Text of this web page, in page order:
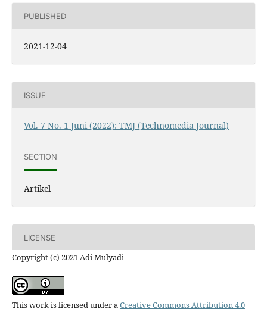
PUBLISHED
2021-12-04
ISSUE
Vol. 7 No. 1 Juni (2022): TMJ (Technomedia Journal)
SECTION
Artikel
LICENSE
Copyright (c) 2021 Adi Mulyadi
This work is licensed under aCreative Commons Attribution 4.0